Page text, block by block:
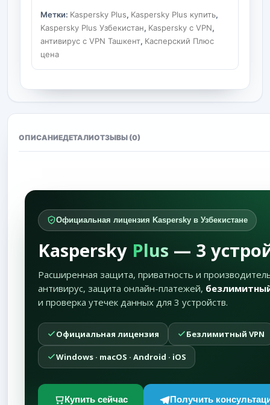
Метки: Kaspersky Plus, Kaspersky Plus купить,
Kaspersky Plus Узбекистан, Kaspersky с VPN,
антивирус с VPN Ташкент, Касперский Плюс
цена
ОПИСАНИЕДЕТАЛИОТЗЫВЫ (0)
Официальная лицензия Kaspersky в Узбекистане
Kaspersky Plus — 3
Расширенная защита, приватность и
антивирус, защита онлайн-платежей,
и проверка утечек данных для 3 устройств.
Официальная лицензия Безлимитный VPN
Windows · macOS · Android · iOS
Купить сейчас Получить